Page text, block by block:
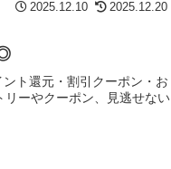
2025.12.10 2025.12.20
ト還元・割引クーポン・お
ーやクーポン、見逃せない